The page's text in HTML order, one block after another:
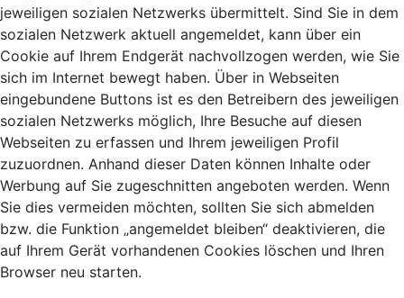
jeweiligen sozialen Netzwerks übermittelt. Sind Sie in dem
sozialen Netzwerk aktuell angemeldet, kann über ein
Cookie auf Ihrem Endgerät nachvollzogen werden, wie Sie
sich im Internet bewegt haben. Über in Webseiten
eingebundene Buttons ist es den Betreibern des jeweiligen
sozialen Netzwerks möglich, Ihre Besuche auf diesen
Webseiten zu erfassen und Ihrem jeweiligen Profil
zuzuordnen. Anhand dieser Daten können Inhalte oder
Werbung auf Sie zugeschnitten angeboten werden. Wenn
Sie dies vermeiden möchten, sollten Sie sich abmelden
bzw. die Funktion „angemeldet bleiben“ deaktivieren, die
auf Ihrem Gerät vorhandenen Cookies löschen und Ihren
Browser neu starten.